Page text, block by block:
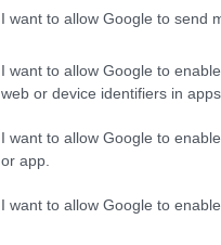
I want to allow Google to send
I want to allow Google to
web or device identifiers in apps.
I want to allow Google to
or app.
I want to allow Google to
Αιχμές
Λάιεν
Είπε ότι η
της